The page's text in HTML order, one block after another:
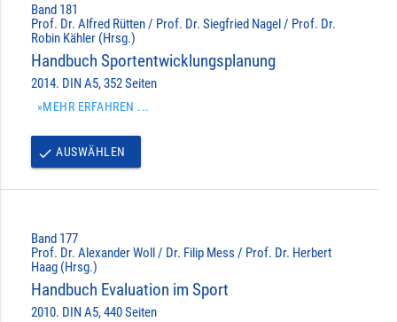
Band 181
Prof. Dr. Alfred Rütten / Prof. Dr. Siegfried Nagel / Prof. Dr.
Robin Kähler (Hrsg.)
Handbuch Sportentwicklungsplanung
2014. DIN A5, 352 Seiten
»MEHR ERFAHREN ...
done AUSWÄHLEN
Band 177
Prof. Dr. Alexander Woll / Dr. Filip Mess / Prof. Dr. Herbert
Haag (Hrsg.)
Handbuch Evaluation im Sport
2010. DIN A5, 440 Seiten